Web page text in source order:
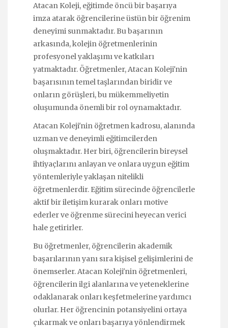
Atacan Koleji, eğitimde öncü bir başarıya
imza atarak öğrencilerine üstün bir öğrenim
deneyimi sunmaktadır. Bu başarının
arkasında, kolejin öğretmenlerinin
profesyonel yaklaşımı ve katkıları
yatmaktadır. Öğretmenler, Atacan Koleji'nin
başarısının temel taşlarından biridir ve
onların görüşleri, bu mükemmeliyetin
oluşumunda önemli bir rol oynamaktadır.
Atacan Koleji'nin öğretmen kadrosu, alanında
uzman ve deneyimli eğitimcilerden
oluşmaktadır. Her biri, öğrencilerin bireysel
ihtiyaçlarını anlayan ve onlara uygun eğitim
yöntemleriyle yaklaşan nitelikli
öğretmenlerdir. Eğitim sürecinde öğrencilerle
aktif bir iletişim kurarak onları motive
ederler ve öğrenme sürecini heyecan verici
hale getirirler.
Bu öğretmenler, öğrencilerin akademik
başarılarının yanı sıra kişisel gelişimlerini de
önemserler. Atacan Koleji'nin öğretmenleri,
öğrencilerin ilgi alanlarına ve yeteneklerine
odaklanarak onları keşfetmelerine yardımcı
olurlar. Her öğrencinin potansiyelini ortaya
çıkarmak ve onları başarıya yönlendirmek